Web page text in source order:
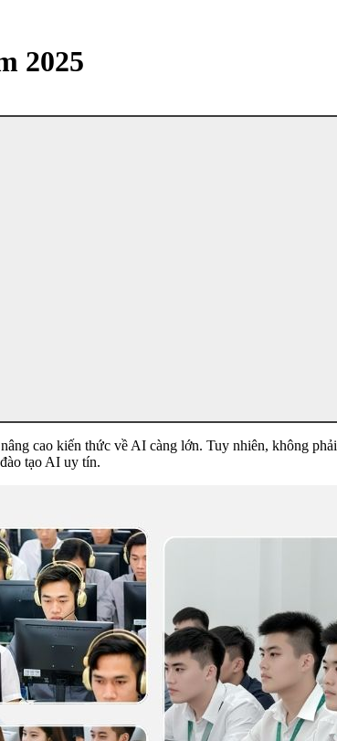
2025
cao kiến thức về AI càng lớn. Tuy nhiên, không phải
tạo AI uy tín.